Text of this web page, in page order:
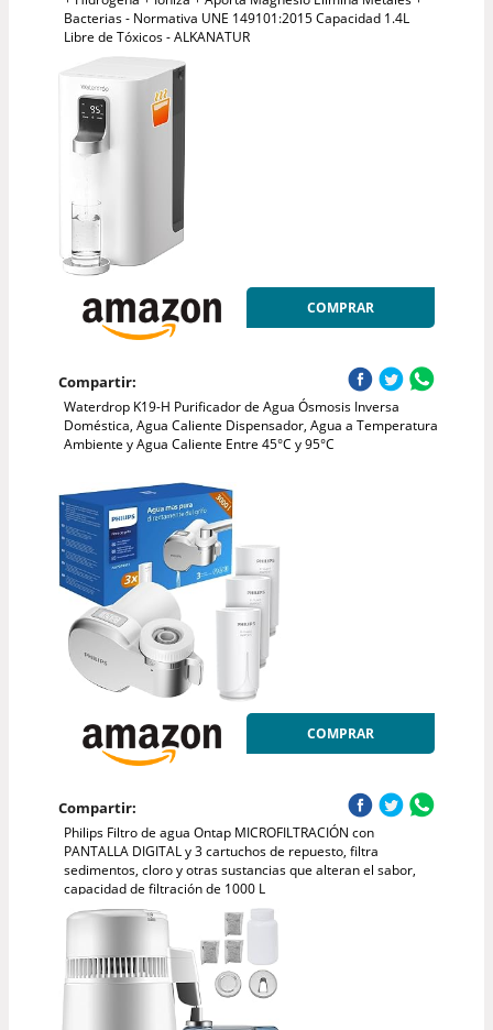
Bacterias - Normativa UNE 149101:2015 Capacidad 1.4L
Libre de Tóxicos - ALKANATUR
COMPRAR
Compartir:
Waterdrop K19-H Purificador de Agua Ósmosis Inversa
Doméstica, Agua Caliente Dispensador, Agua a Temperatura
Ambiente y Agua Caliente Entre 45°C y 95°C
COMPRAR
Compartir:
Philips Filtro de agua Ontap MICROFILTRACIÓN con
PANTALLA DIGITAL y 3 cartuchos de repuesto, filtra
sedimentos, cloro y otras sustancias que alteran el sabor,
capacidad de filtración de 1000 L